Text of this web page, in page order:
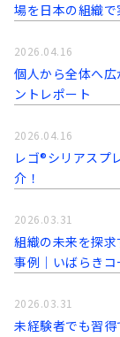
場を日本の組織
個人から全体へ
ントレポート
2026.04.16
レゴ®シリアスプ
介！
2026.04.16
組織の未来を探
事例│いばらきコ
2026.03.31
未経験者でも習
2026.03.31